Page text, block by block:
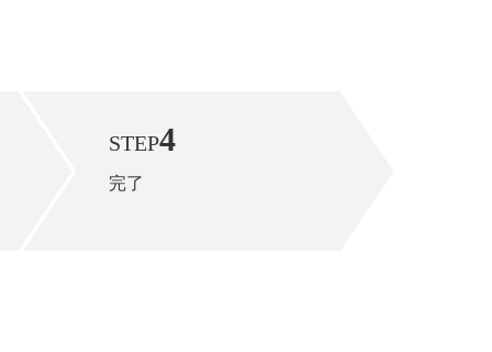
STEP4
完了